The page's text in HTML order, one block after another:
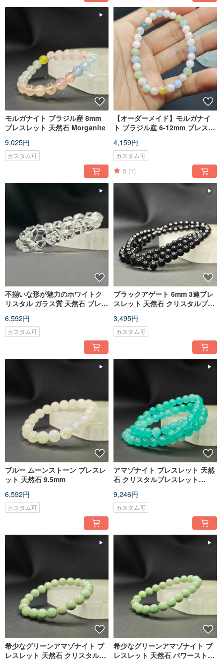
モルガナイト ブラジル産 8mm
ブレスレット 天然石 Morganite
9,025円
カスタム可
【オーダーメイド】モルガナイ
ト ブラジル産 6-12mm ブレスレ
4,159円
カスタム可
5 (1)
不揃いな形が魅力のホワイトク
リスタル ガラス質 天然石 ブレス
6,592円
カスタム可
ブラックアゲート 6mm 3連ブレ
スレット 天然石 クリスタルブレ
3,495円
カスタム可
ブルー ムーンストーン ブレスレ
ット 天然石 9.5mm
6,592円
カスタム可
アマゾナイト ブレスレット 天然
石 クリスタルブレスレット
ット
9,246円
カスタム可
希少なグリーンアマゾナイト ブ
レスレット 天然石 クリスタルブ
希少なグリーンアマゾナイト ブ
レスレット 天然石 パワーストー